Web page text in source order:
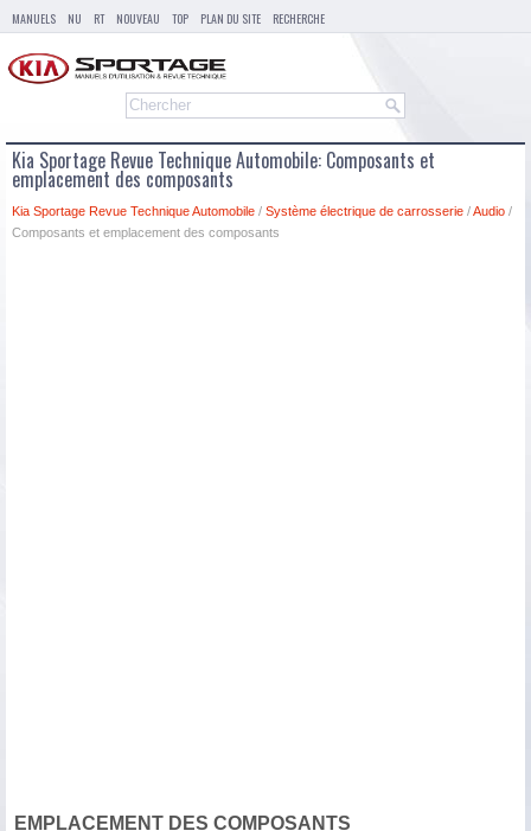
MANUELS NU RT NOUVEAU TOP PLAN DU SITE RECHERCHE
Kia Sportage Revue Technique Automobile: Composants et
emplacement des composants
Kia Sportage Revue Technique Automobile / Système électrique de carrosserie /Audio /
Composants et emplacement des composants
EMPLACEMENT DES COMPOSANTS